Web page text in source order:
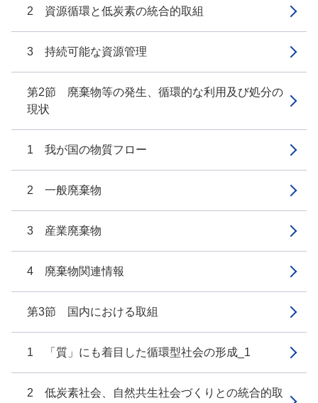
2 資源循環と低炭素の統合的取組
3 持続可能な資源管理
第2節 廃棄物等の発生、循環的な利用及び処分の
現状
1 我が国の物質フロー
2 一般廃棄物
3 産業廃棄物
4 廃棄物関連情報
第3節 国内における取組
1 「質」にも着目した循環型社会の形成_1
2 低炭素社会、自然共生社会づくりとの統合的取